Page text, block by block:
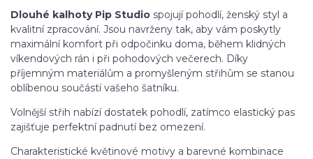
Dlouhé kalhoty Pip Studio spojují pohodlí, ženský styl a
kvalitní zpracování. Jsou navrženy tak, aby vám poskytly
maximální komfort při odpočinku doma, během klidných
víkendových rán i při pohodových večerech. Díky
příjemným materiálům a promyšleným střihům se stanou
oblíbenou součástí vašeho šatníku.
Volnější střih nabízí dostatek pohodlí, zatímco elastický pas
zajišťuje perfektní padnutí bez omezení.
Charakteristické květinové motivy a barevné kombinace